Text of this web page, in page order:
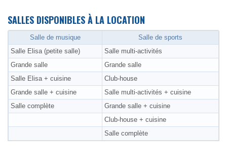
SALLES DISPONIBLES À LA LOCATION
Salle de musique
Salle de sports
Salle Elisa (petite salle)
Salle multi-activités
Grande salle
Grande salle
Salle Elisa + cuisine
Club-house
Grande salle + cuisine
Salle multi-activités + cuisine
Salle complète
Grande salle + cuisine
Club-house + cuisine
Salle complète